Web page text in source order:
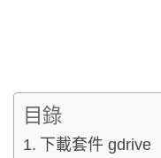
目錄
下載套件 gdrive